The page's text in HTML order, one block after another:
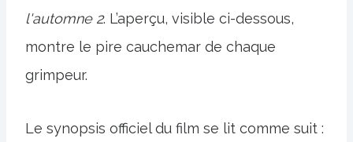
l'automne 2. L’aperçu, visible ci-dessous,
montre le pire cauchemar de chaque
grimpeur.
Le synopsis officiel du film se lit comme suit :